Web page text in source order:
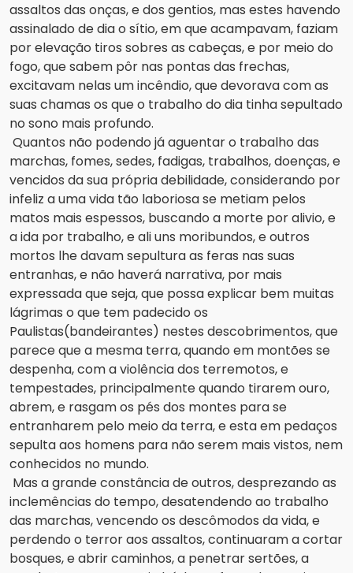
assaltos das onças, e dos gentios, mas estes havendo
assinalado de dia o sítio, em que acampavam, faziam
por elevação tiros sobres as cabeças, e por meio do
fogo, que sabem pôr nas pontas das frechas,
excitavam nelas um incêndio, que devorava com as
suas chamas os que o trabalho do dia tinha sepultado
no sono mais profundo.
Quantos não podendo já aguentar o trabalho das
marchas, fomes, sedes, fadigas, trabalhos, doenças, e
vencidos da sua própria debilidade, considerando por
infeliz a uma vida tão laboriosa se metiam pelos
matos mais espessos, buscando a morte por alivio, e
a ida por trabalho, e ali uns moribundos, e outros
mortos lhe davam sepultura as feras nas suas
entranhas, e não haverá narrativa, por mais
expressada que seja, que possa explicar bem muitas
lágrimas o que tem padecido os
Paulistas(bandeirantes) nestes descobrimentos, que
parece que a mesma terra, quando em montões se
despenha, com a violência dos terremotos, e
tempestades, principalmente quando tirarem ouro,
abrem, e rasgam os pés dos montes para se
entranharem pelo meio da terra, e esta em pedaços
sepulta aos homens para não serem mais vistos, nem
conhecidos no mundo.
Mas a grande constância de outros, desprezando as
inclemências do tempo, desatendendo ao trabalho
das marchas, vencendo os descômodos da vida, e
perdendo o terror aos assaltos, continuaram a cortar
bosques, e abrir caminhos, a penetrar sertões, a